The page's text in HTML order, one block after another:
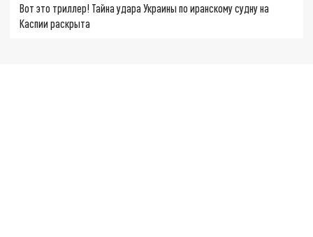
Вот это триллер! Тайна удара Украины по иранскому судну на
Каспии раскрыта